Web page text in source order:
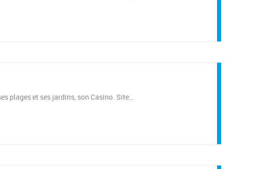
plages et ses jardins, son Casino. Site…